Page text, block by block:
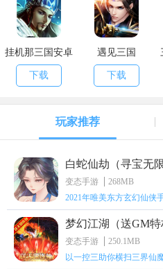
挂机那三国安卓
版
下载
遇见三国
下载
玩家推荐
白蛇仙劫（寻宝无
变态手游
268MB
2021年唯美东方玄幻仙侠
梦幻江湖（送GM特
变态手游
250.1MB
以一控三助你横扫三界仙